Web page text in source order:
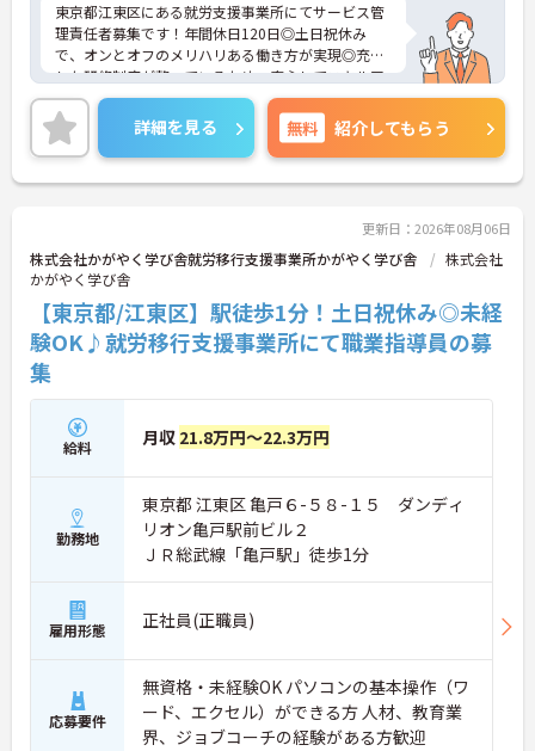
東京都江東区にある就労支援事業所にてサービス管
理責任者募集です！年間休日120日◎土日祝休み
で、オンとオフのメリハリある働き方が実現◎充実
した研修制度が整っているため、安心してスキルア
ップを目指せる環境です♪ご興味のある方には、面
接対策ポイントなど、さらに詳細をご案内しますの
でお気軽にご相談ください！
詳細を見る 無料 紹介してもらう
更新日：2026年08月06日
株式会社かがやく学び舎就労移行支援事業所かがやく学び舎
株式会社
かがやく学び舎
【東京都/江東区】駅徒歩1分！土日祝休み◎未経
験OK♪就労移行支援事業所にて職業指導員の募
集
給料 月収 21.8万円～22.3万円
勤務地
東京都 江東区 亀戸６-５８-１５ ダンディ
リオン亀戸駅前ビル２
ＪＲ総武線「亀戸駅」徒歩1分
雇用形態 正社員(正職員)
応募要件
無資格・未経験OK パソコンの基本操作（ワ
ード、エクセル）ができる方 人材、教育業
界、ジョブコーチの経験がある方歓迎